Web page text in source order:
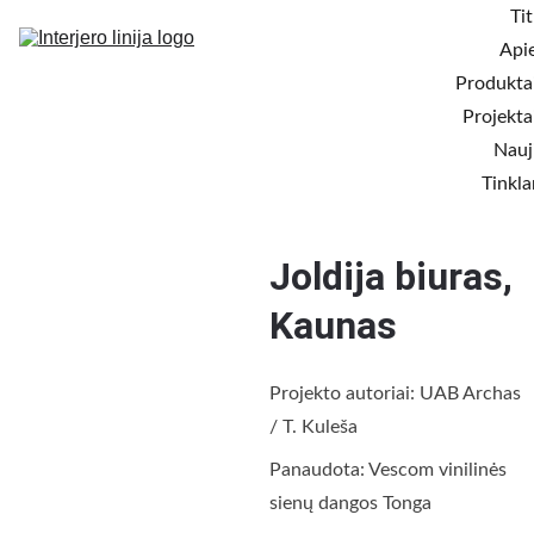
Joldija biuras,
Kaunas
Projekto autoriai: UAB Archas
/ T. Kuleša
Panaudota: Vescom vinilinės
sienų dangos Tonga